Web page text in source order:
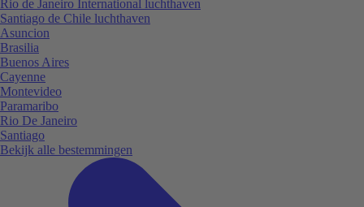
Rio de Janeiro International luchthaven
Santiago de Chile luchthaven
Asuncion
Brasilia
Buenos Aires
Cayenne
Montevideo
Paramaribo
Rio De Janeiro
Santiago
Bekijk alle bestemmingen